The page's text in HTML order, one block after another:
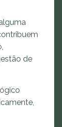
de